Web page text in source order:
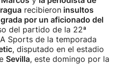
recibieron insultos
por un aficionado del
del partido de la 22ª
Sports de la temporada
, disputado en el estadio
Sevilla, este domingo por la